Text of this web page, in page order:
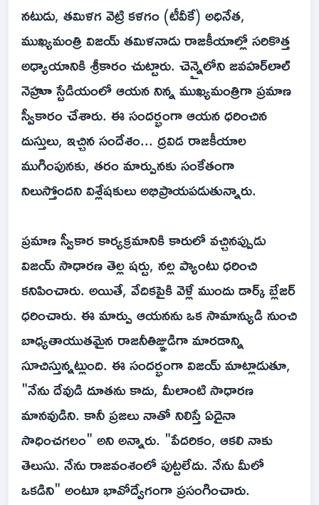
నటుడు, తమిళగ వెట్రి కళగం (టీవీకే) అధినేత,
ముఖ్యమంత్రి విజయ్ తమిళనాడు రాజకీయాల్లో సరికొత్త
అధ్యాయానికి శ్రీకారం చుట్టారు. చెన్నైలోని జవహర్‌లాల్
నెహ్రూ స్టేడియంలో ఆయన నిన్న ముఖ్యమంత్రిగా ప్రమాణ
స్వీకారం చేశారు. ఈ సందర్భంగా ఆయన ధరించిన
దుస్తులు, ఇచ్చిన సందేశం... ద్రవిడ రాజకీయాల
ముగింపునకు, తరం మార్పునకు సంకేతంగా
నిలుస్తోందని విశ్లేషకులు అభిప్రాయపడుతున్నారు.
ప్రమాణ స్వీకార కార్యక్రమానికి కారులో వచ్చినప్పుడు
విజయ్ సాధారణ తెల్ల షర్టు, నల్ల ప్యాంటు ధరించి
కనిపించారు. అయితే, వేదికపైకి వెళ్లే ముందు డార్క్ బ్లేజర్
ధరించారు. ఈ మార్పు ఆయనను ఒక సామాన్యుడి నుంచి
బాధ్యతాయుతమైన రాజనీతిజ్ఞుడిగా మారడాన్ని
సూచిస్తున్నట్లుంది. ఈ సందర్భంగా విజయ్ మాట్లాడుతూ,
"నేను దేవుడి దూతను కాదు, మీలాంటి సాధారణ
మానవుడిని. కానీ ప్రజలు నాతో నిలిస్తే ఏదైనా
సాధించగలం" అని అన్నారు. "పేదరికం, ఆకలి నాకు
తెలుసు. నేను రాజవంశంలో పుట్టలేదు. నేను మీలో
ఒకడిని" అంటూ భావోద్వేగంగా ప్రసంగించారు.